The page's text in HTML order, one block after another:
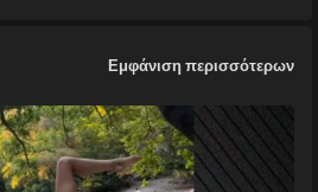
pΕμφάνιση περισσότερων